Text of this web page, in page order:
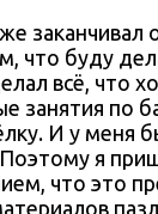
заканчивал
что буду
всё, что
занятия по
И у меня
я
что это